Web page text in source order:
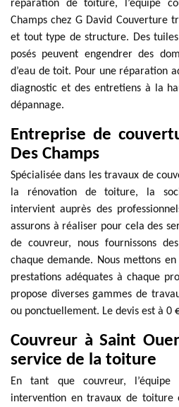
réparation de toiture, l’équipe
Champs chez G David Couverture
et tout type de structure. Des
posés peuvent engendrer des
d’eau de toit. Pour une réparation
diagnostic et des entretiens à la
dépannage.
Entreprise de
Des Champs
Spécialisée dans les travaux de
la rénovation de toiture, la
intervient auprès des
assurons à réaliser pour cela des
de couvreur, nous fournissons
chaque demande. Nous mettons
prestations adéquates à chaque
propose diverses gammes de
ou ponctuellement. Le devis est à 0
Couvreur à Saint
service de la toiture
En tant que couvreur,
intervention en travaux de toiture